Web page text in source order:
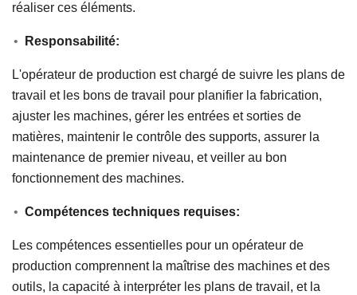
réaliser ces éléments.
Responsabilité:
L'opérateur de production est chargé de suivre les plans de
travail et les bons de travail pour planifier la fabrication,
ajuster les machines, gérer les entrées et sorties de
matières, maintenir le contrôle des supports, assurer la
maintenance de premier niveau, et veiller au bon
fonctionnement des machines.
Compétences techniques requises:
Les compétences essentielles pour un opérateur de
production comprennent la maîtrise des machines et des
outils, la capacité à interpréter les plans de travail, et la